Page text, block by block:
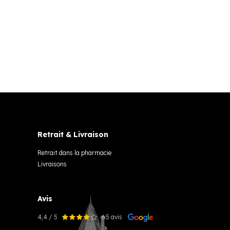
Retrait & Livraison
Retrait dans la pharmacie
Livraisons
Avis
4,4 / 5 65 avis